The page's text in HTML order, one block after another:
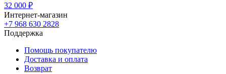
32 000 ₽
Интернет-магазин
+7 968 630 2828
Поддержка
Помощь покупателю
Доставка и оплата
Возврат